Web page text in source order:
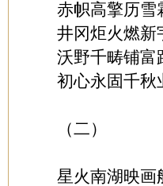
赤帜高擎历雪
井冈炬火燃新
沃野千畴铺富
初心永固千秋
（二）
星火南湖映画